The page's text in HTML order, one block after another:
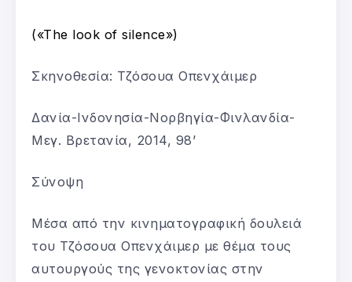
(«The look of silence»)
Σκηνοθεσία: Τζόσουα Οπενχάιμερ
Δανία-Ινδονησία-Νορβηγία-Φινλανδία-
Μεγ. Βρετανία, 2014, 98’
Σύνοψη
Μέσα από την κινηματογραφική δουλειά
του Τζόσουα Οπενχάιμερ με θέμα τους
αυτουργούς της γενοκτονίας στην